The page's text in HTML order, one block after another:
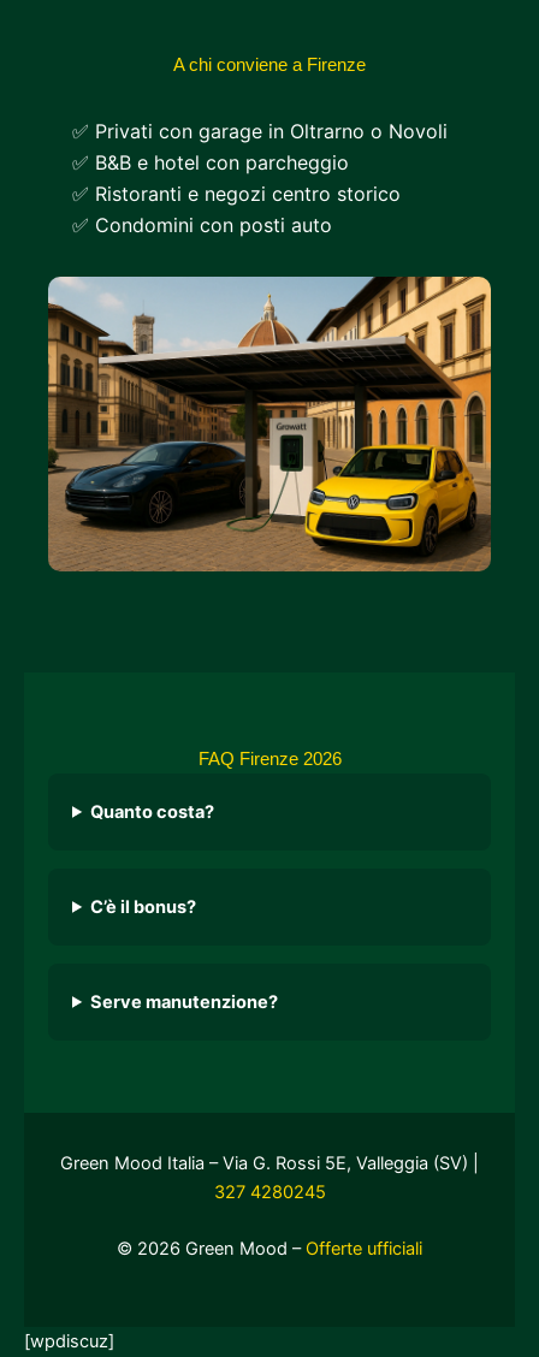
A chi conviene a Firenze
✅ Privati con garage in Oltrarno o Novoli
✅ B&B e hotel con parcheggio
✅ Ristoranti e negozi centro storico
✅ Condomini con posti auto
FAQ Firenze 2026
Quanto costa?
C’è il bonus?
Serve manutenzione?
Green Mood Italia – Via G. Rossi 5E, Valleggia (SV) |
327 4280245
© 2026 Green Mood –Offerte ufficiali
[wpdiscuz]